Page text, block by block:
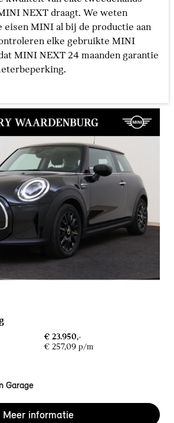
NEXT draagt. We weten
eisen MINI al bij de productie aan
elke gebruikte MINI
MINI NEXT 24 maanden garantie
€ 23.950,-
€ 257,09 p/m
Garage
Meer informatie